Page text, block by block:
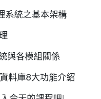
系統之基本架構
與各模組關係
料庫8大功能介紹